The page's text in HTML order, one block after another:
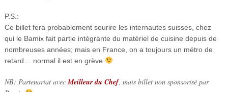
P.S.:
Ce billet fera probablement sourire les internautes suisses, chez
qui le Bamix fait partie intégrante du matériel de cuisine depuis de
nombreuses années; mais en France, on a toujours un métro de
retard… normal il est en grève
NB: Partenariat avecMeilleur du Chef, mais billet non sponsorisé par